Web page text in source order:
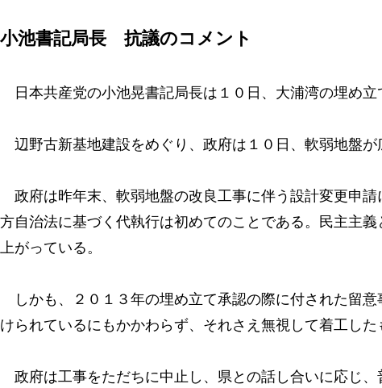
小池書記局長 抗議のコメント
日本共産党の小池晃書記局長は１０日、大浦湾の埋め立
辺野古新基地建設をめぐり、政府は１０日、軟弱地盤が
政府は昨年末、軟弱地盤の改良工事に伴う設計変更申
方自治法に基づく代執行は初めてのことである。民主主
上がっている。
しかも、２０１３年の埋め立て承認の際に付された留
けられているにもかかわらず、それさえ無視して着工し
政府は工事をただちに中止し、県との話し合いに応じ、